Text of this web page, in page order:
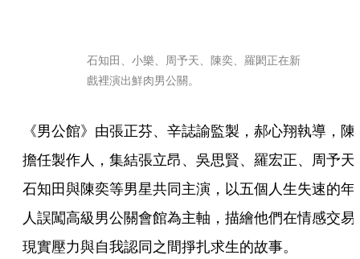
石知田、小樂、周予天、陳奕、羅閎正在新
戲裡演出鮮肉男公關。
《男公館》由張正芬、辛誌諭監製，郝心翔執導，陳
擔任製作人，集結張立昂、吳思賢、羅宏正、周予天
石知田與陳奕等男星共同主演，以五個人生失速的年
人誤闖高級男公關會館為主軸，描繪他們在情感交易
現實壓力與自我認同之間掙扎求生的故事。